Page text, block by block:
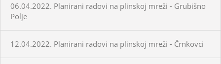
06.04.2022. Planirani radovi na plinskoj mreži - Grubišno
Polje
12.04.2022. Planirani radovi na plinskoj mreži - Črnkovci